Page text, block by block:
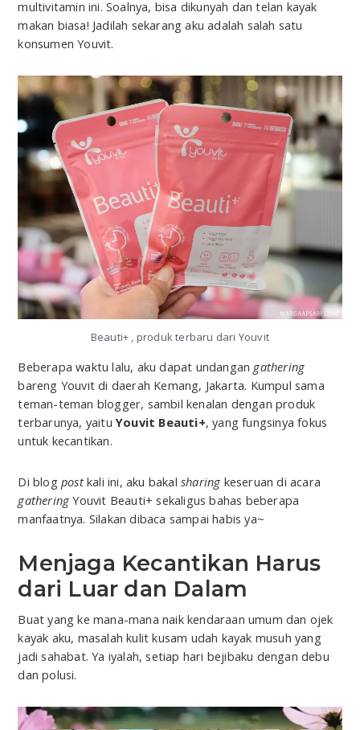
multivitamin ini. Soalnya, bisa dikunyah dan telan kayak
makan biasa! Jadilah sekarang aku adalah salah satu
konsumen Youvit.
Beauti+ , produk terbaru dari Youvit
Beberapa waktu lalu, aku dapat undangan gathering
bareng Youvit di daerah Kemang, Jakarta. Kumpul sama
teman-teman blogger, sambil kenalan dengan produk
terbarunya, yaituYouvit Beauti+, yang fungsinya fokus
untuk kecantikan.
Di blog postkali ini, aku bakalsharing keseruan di acara
gathering Youvit Beauti+ sekaligus bahas beberapa
manfaatnya. Silakan dibaca sampai habis ya~
Menjaga Kecantikan Harus
dari Luar dan Dalam
Buat yang ke mana-mana naik kendaraan umum dan ojek
kayak aku, masalah kulit kusam udah kayak musuh yang
jadi sahabat. Ya iyalah, setiap hari bejibaku dengan debu
dan polusi.